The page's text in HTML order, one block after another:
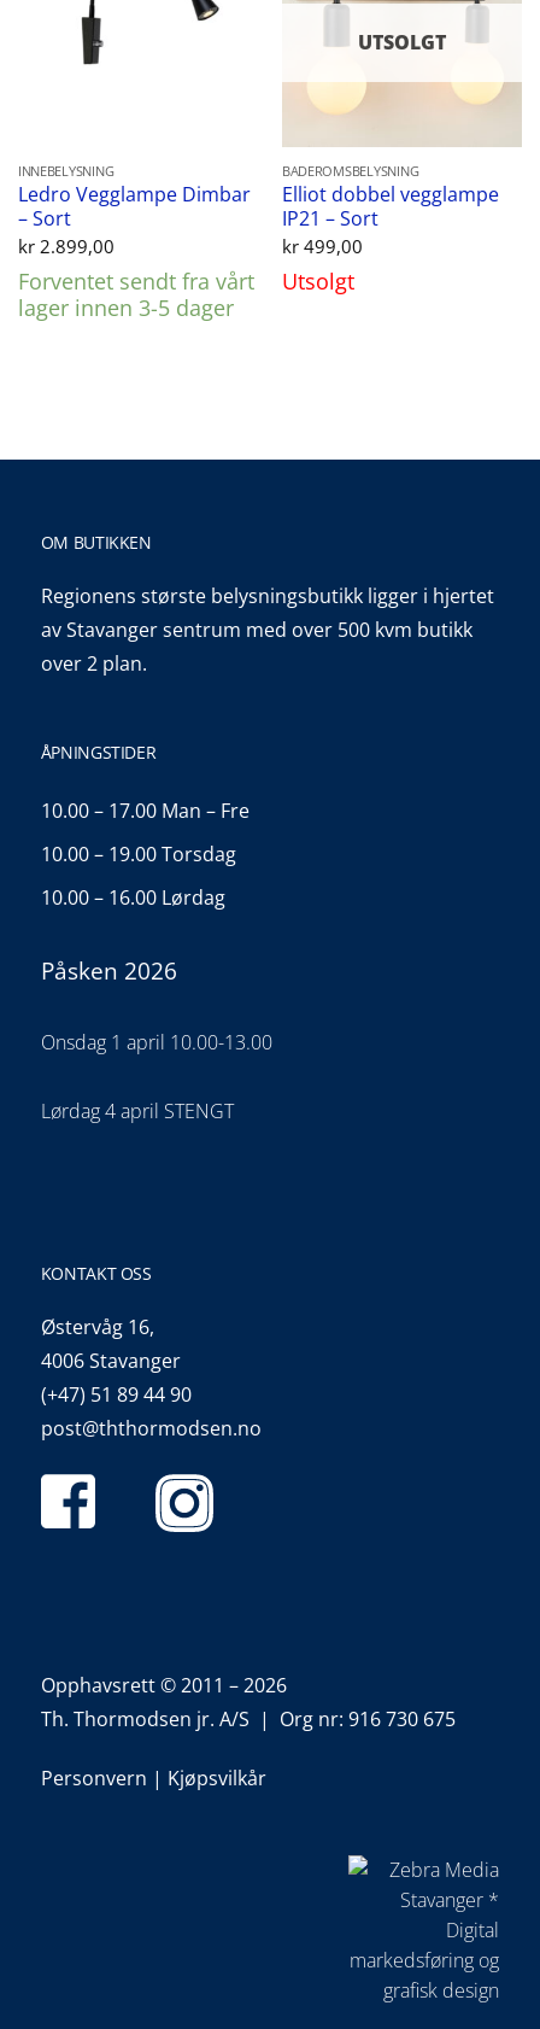
INNEBELYSNING
Ledro Vegglampe Dimbar
– Sort
kr2.899,00
Forventet sendt fra vårt
lager innen 3-5 dager
UTSOLGT
BADEROMSBELYSNING
Elliot dobbel vegglampe
IP21 – Sort
kr499,00
Utsolgt
OM BUTIKKEN
Regionens største belysningsbutikk ligger i hjertet
av Stavanger sentrum med over 500 kvm butikk
over 2 plan.
ÅPNINGSTIDER
10.00 – 17.00 Man – Fre
10.00 – 19.00 Torsdag
10.00 – 16.00 Lørdag
Påsken 2026
Onsdag 1 april 10.00-13.00
Lørdag 4 april STENGT
KONTAKT OSS
Østervåg 16,
4006 Stavanger
(+47) 51 89 44 90
post@ththormodsen.no
Opphavsrett © 2011 – 2026
Th. Thormodsen jr. A/S | Org nr: 916 730 675
Personvern | Kjøpsvilkår